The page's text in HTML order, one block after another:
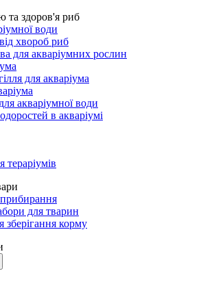
та здоров'я риб
води
хвороб риб
для акваріумних рослин
для акваріума
акваріумної води
в акваріумі
прибирання
для тварин
зберігання корму